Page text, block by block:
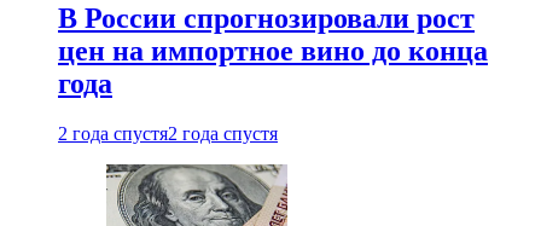
В России спрогнозировали рост
цен на импортное вино до конца
года
2 года спустя2 года спустя